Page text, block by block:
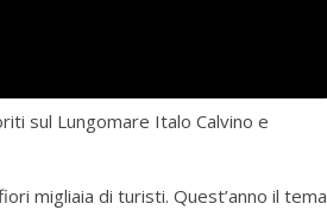
sul Lungomare Italo Calvino e
migliaia di turisti. Quest’anno il tema